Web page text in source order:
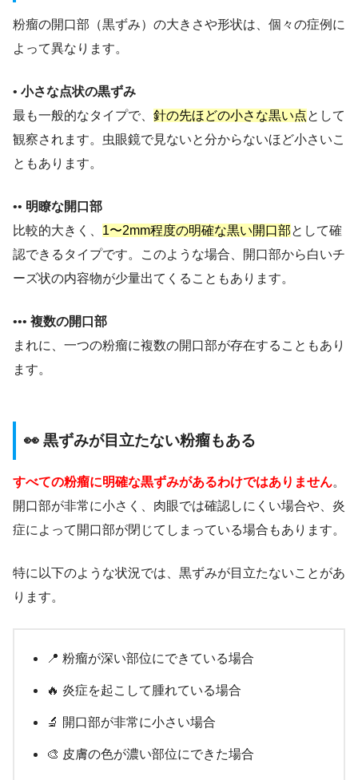
粉瘤の開口部（黒ずみ）の大きさや形状は、個々の症例に
よって異なります。
• 小さな点状の黒ずみ
最も一般的なタイプで、 針の先ほどの小さな黒い点として
観察されます。虫眼鏡で見ないと分からないほど小さいこ
ともあります。
•• 明瞭な開口部
比較的大きく、 1〜2mm程度の明確な黒い開口部として確
認できるタイプです。このような場合、開口部から白いチ
ーズ状の内容物が少量出てくることもあります。
••• 複数の開口部
まれに、一つの粉瘤に複数の開口部が存在することもあり
ます。
👀 黒ずみが目立たない粉瘤もある
すべての粉瘤に明確な黒ずみがあるわけではありません。
開口部が非常に小さく、肉眼では確認しにくい場合や、炎
症によって開口部が閉じてしまっている場合もあります。
特に以下のような状況では、黒ずみが目立たないことがあ
ります。
📍 粉瘤が深い部位にできている場合
🔥 炎症を起こして腫れている場合
🔬 開口部が非常に小さい場合
🎨 皮膚の色が濃い部位にできた場合